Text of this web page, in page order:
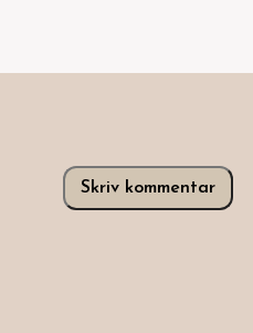
Skriv kommentar